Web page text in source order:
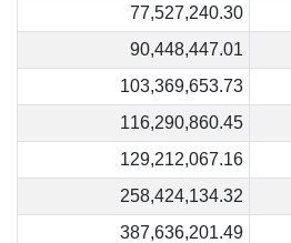
77,527,240.30
90,448,447.01
103,369,653.73
116,290,860.45
129,212,067.16
258,424,134.32
387,636,201.49